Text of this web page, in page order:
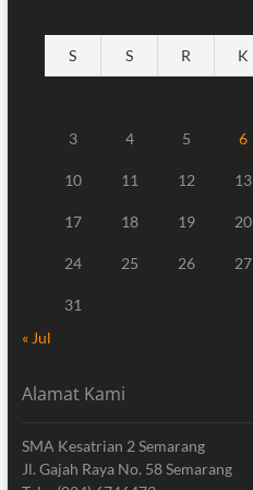
S S R K
3 4 5 6
10 11 12 13
17 18 19 20
24 25 26 27
31
« Jul
Alamat Kami
SMA Kesatrian 2 Semarang
Jl. Gajah Raya No. 58 Semarang